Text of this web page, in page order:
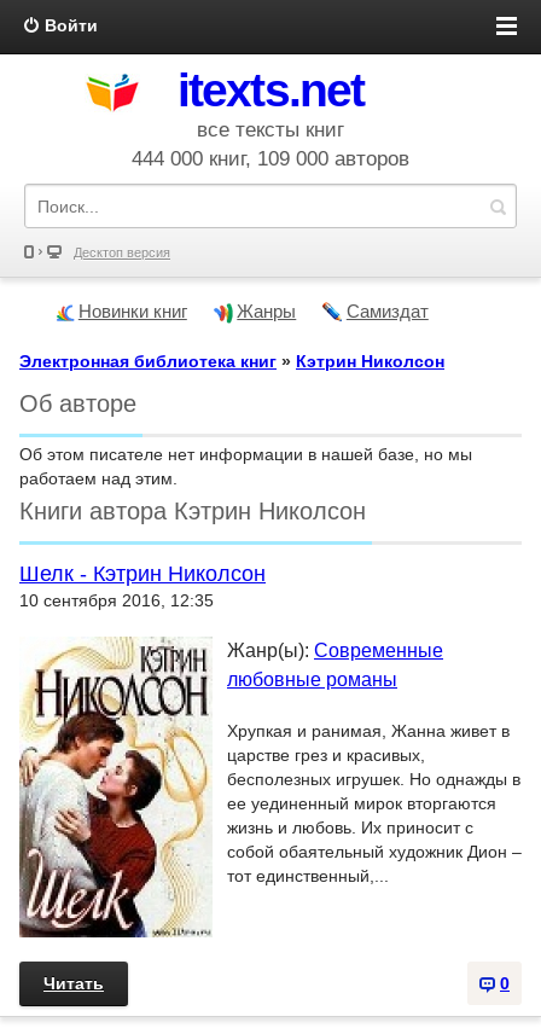
Войти
itexts.net
все тексты книг
444 000 книг, 109 000 авторов
Десктоп версия
Новинки книг Жанры Самиздат
Электронная библиотека книг » Кэтрин Николсон
Об авторе
Об этом писателе нет информации в нашей базе, но мы
работаем над этим.
Книги автора Кэтрин Николсон
Шелк - Кэтрин Николсон
10 сентября 2016, 12:35
Жанр(ы): Современные
любовные романы
Хрупкая и ранимая, Жанна живет в
царстве грез и красивых,
бесполезных игрушек. Но однажды в
ее уединенный мирок вторгаются
жизнь и любовь. Их приносит с
собой обаятельный художник Дион –
тот единственный,...
0
Читать